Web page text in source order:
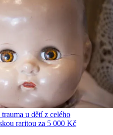
u dětí z celého
raritou za 5 000 Kč